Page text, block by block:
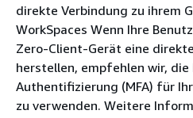
direkte Verbindung zu ihrem
WorkSpaces Wenn Ihre
Zero-Client-Gerät eine
herstellen, empfehlen wir,
Authentifizierung (MFA) für
zu verwenden. Weitere